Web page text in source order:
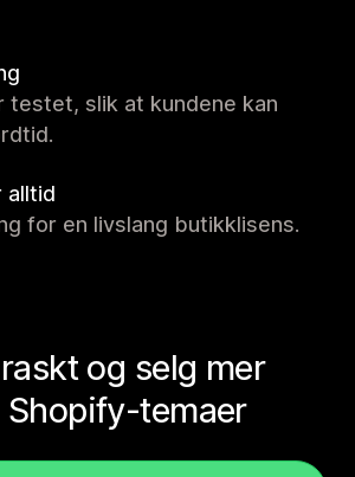
testet, slik at kundene kan
alltid
for en livslang butikklisens.
og selg mer
Shopify-temaer